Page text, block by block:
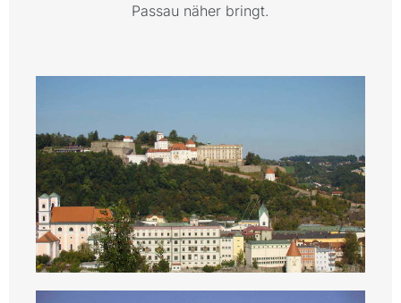
Passau näher bringt.